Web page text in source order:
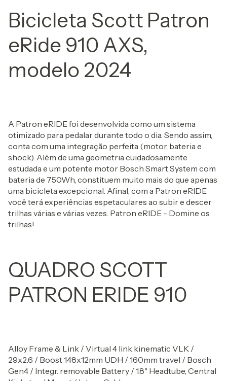
Bicicleta Scott Patron
eRide 910 AXS,
modelo 2024
A Patron eRIDE foi desenvolvida como um sistema
otimizado para pedalar durante todo o dia. Sendo assim,
conta com uma integração perfeita (motor, bateria e
shock). Além de uma geometria cuidadosamente
estudada e um potente motor Bosch Smart System com
bateria de 750Wh, constituem muito mais do que apenas
uma bicicleta excepcional. Afinal, com a Patron eRIDE
você terá experiências espetaculares ao subir e descer
trilhas várias e várias vezes. Patron eRIDE - Domine os
trilhas!
QUADRO SCOTT
PATRON ERIDE 910
Alloy Frame & Link / Virtual 4 link kinematic VLK /
29x2.6 / Boost 148x12mm UDH / 160mm travel / Bosch
Gen4 / Integr. removable Battery / 1.8" Headtube, Central